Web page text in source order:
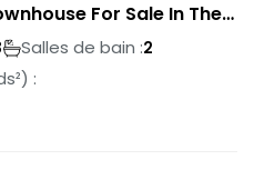
For Sale In The
Salles de bain :2
: